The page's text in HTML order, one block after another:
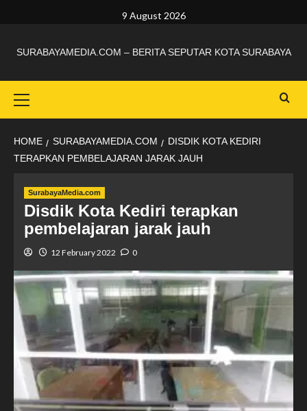
9 August 2026
SURABAYAMEDIA.COM – BERITA SEPUTAR KOTA SURABAYA
HOME SURABAYAMEDIA.COM
DISDIK KOTA KEDIRI
TERAPKAN PEMBELAJARAN JARAK JAUH
SurabayaMedia.com
Disdik Kota Kediri terapkan
pembelajaran jarak jauh
12 February 2022 0